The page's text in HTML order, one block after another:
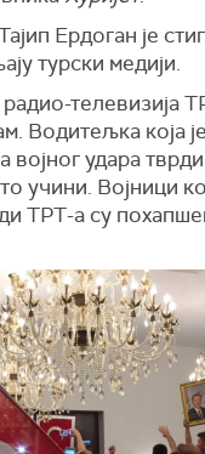
Ердоган је
турски медији.
радио-телевизија
Водитељка која
војног удара
учини. Војници
ТРТ-а су